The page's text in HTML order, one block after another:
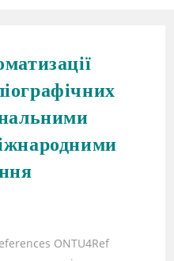
ONTU4Ref